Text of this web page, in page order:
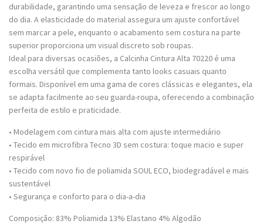
durabilidade, garantindo uma sensação de leveza e frescor ao longo
do dia. A elasticidade do material assegura um ajuste confortável
sem marcar a pele, enquanto o acabamento sem costura na parte
superior proporciona um visual discreto sob roupas.
Ideal para diversas ocasiões, a Calcinha Cintura Alta 70220 é uma
escolha versátil que complementa tanto looks casuais quanto
formais. Disponível em uma gama de cores clássicas e elegantes, ela
se adapta facilmente ao seu guarda-roupa, oferecendo a combinação
perfeita de estilo e praticidade.
• Modelagem com cintura mais alta com ajuste intermediário
• Tecido em microfibra Tecno 3D sem costura: toque macio e super
respirável
• Tecido com novo fio de poliamida SOUL ECO, biodegradável e mais
sustentável
• Segurança e conforto para o dia-a-dia
Composição: 83% Poliamida 13% Elastano 4% Algodão